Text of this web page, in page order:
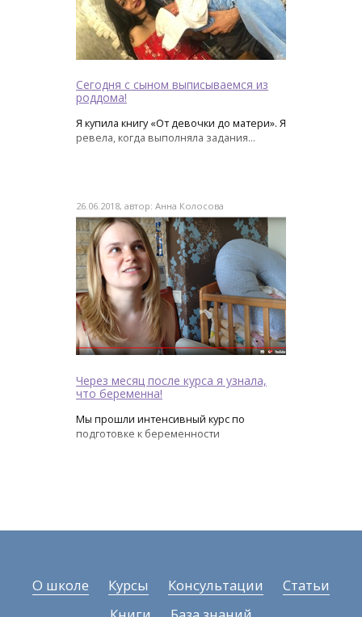
Сегодня с сыном выписываемся из
роддома!
Я купила книгу «От девочки до матери». Я
ревела, когда выполняла задания...
26.06.2018, автор: Анна Колосова
Через месяц после курса я узнала,
что беременна!
Мы прошли интенсивный курс по
подготовке к беременности
О школе Курсы Консультации
Статьи